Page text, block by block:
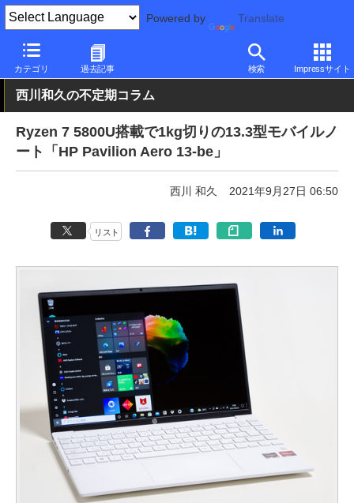
Powered by Translate
カテゴリ 過去記事 検索 Impressサイト
PC Watch パソコン/タブレット/スマートフォン モバイルノート
西川和久の不定期コラム
Ryzen 7 5800U搭載で1kg切りの13.3型モバイルノ
ート「HP Pavilion Aero 13-be」
西川 和久 2021年9月27日 06:50
リスト